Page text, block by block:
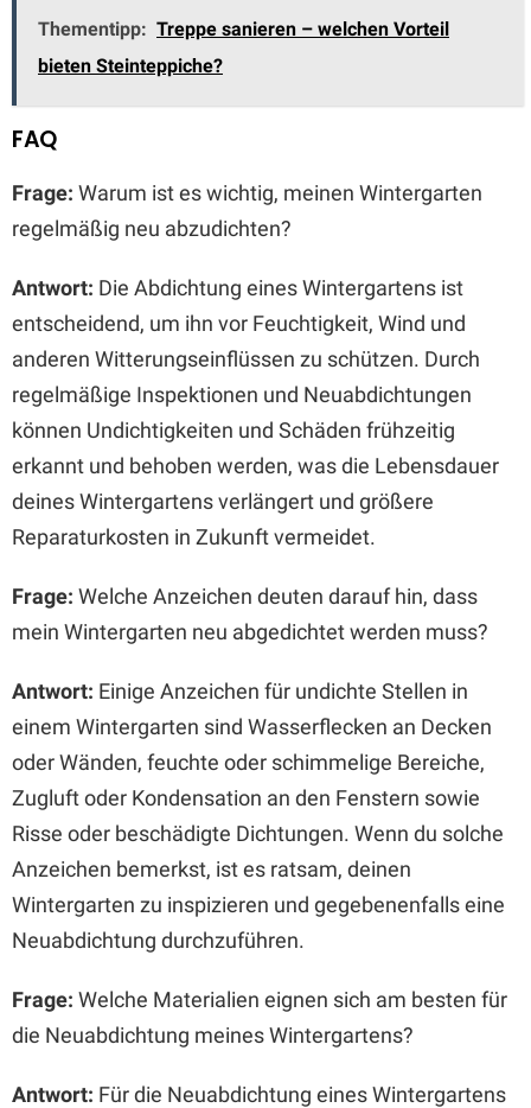
Thementipp: Treppe sanieren – welchen Vorteil
bieten Steinteppiche?
FAQ
Frage: Warum ist es wichtig, meinen Wintergarten
regelmäßig neu abzudichten?
Antwort: Die Abdichtung eines Wintergartens ist
entscheidend, um ihn vor Feuchtigkeit, Wind und
anderen Witterungseinflüssen zu schützen. Durch
regelmäßige Inspektionen und Neuabdichtungen
können Undichtigkeiten und Schäden frühzeitig
erkannt und behoben werden, was die Lebensdauer
deines Wintergartens verlängert und größere
Reparaturkosten in Zukunft vermeidet.
Frage: Welche Anzeichen deuten darauf hin, dass
mein Wintergarten neu abgedichtet werden muss?
Antwort: Einige Anzeichen für undichte Stellen in
einem Wintergarten sind Wasserflecken an Decken
oder Wänden, feuchte oder schimmelige Bereiche,
Zugluft oder Kondensation an den Fenstern sowie
Risse oder beschädigte Dichtungen. Wenn du solche
Anzeichen bemerkst, ist es ratsam, deinen
Wintergarten zu inspizieren und gegebenenfalls eine
Neuabdichtung durchzuführen.
Frage: Welche Materialien eignen sich am besten für
die Neuabdichtung meines Wintergartens?
Antwort: Für die Neuabdichtung eines Wintergartens